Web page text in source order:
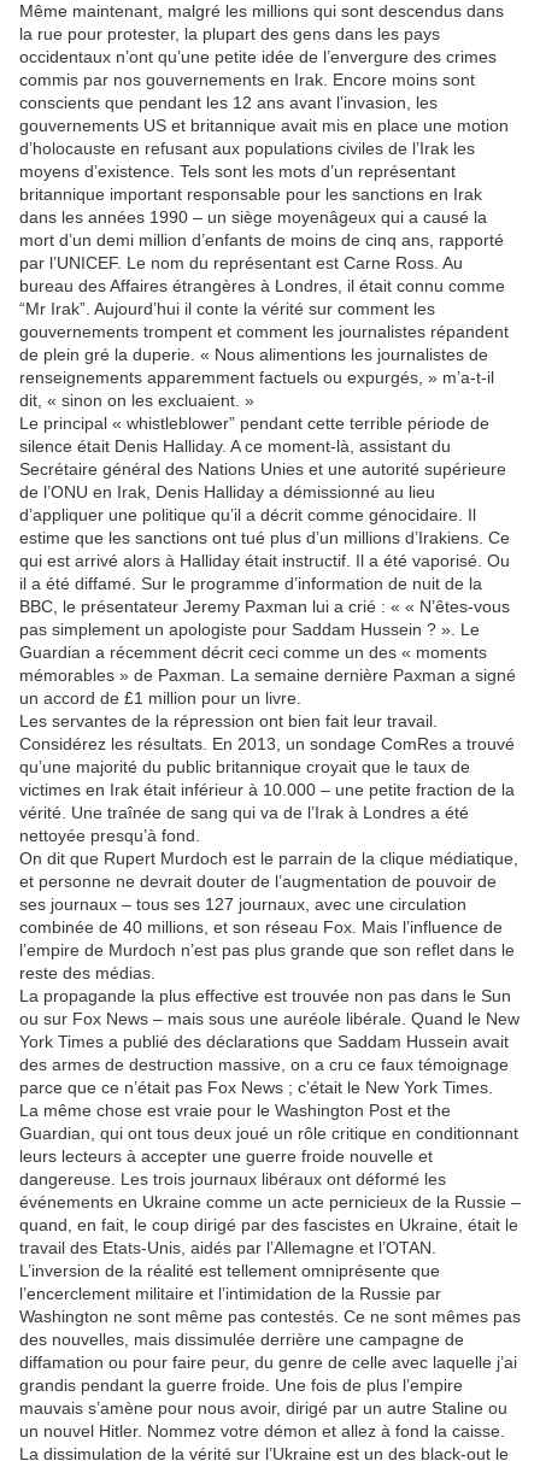
Même maintenant, malgré les millions qui sont descendus dans
la rue pour protester, la plupart des gens dans les pays
occidentaux n’ont qu’une petite idée de l’envergure des crimes
commis par nos gouvernements en Irak. Encore moins sont
conscients que pendant les 12 ans avant l’invasion, les
gouvernements US et britannique avait mis en place une motion
d’holocauste en refusant aux populations civiles de l’Irak les
moyens d’existence. Tels sont les mots d’un représentant
britannique important responsable pour les sanctions en Irak
dans les années 1990 – un siège moyenâgeux qui a causé la
mort d’un demi million d’enfants de moins de cinq ans, rapporté
par l’UNICEF. Le nom du représentant est Carne Ross. Au
bureau des Affaires étrangères à Londres, il était connu comme
“Mr Irak”. Aujourd’hui il conte la vérité sur comment les
gouvernements trompent et comment les journalistes répandent
de plein gré la duperie. « Nous alimentions les journalistes de
renseignements apparemment factuels ou expurgés, » m’a-t-il
dit, « sinon on les excluaient. »
Le principal « whistleblower” pendant cette terrible période de
silence était Denis Halliday. A ce moment-là, assistant du
Secrétaire général des Nations Unies et une autorité supérieure
de l’ONU en Irak, Denis Halliday a démissionné au lieu
d’appliquer une politique qu’il a décrit comme génocidaire. Il
estime que les sanctions ont tué plus d’un millions d’Irakiens. Ce
qui est arrivé alors à Halliday était instructif. Il a été vaporisé. Ou
il a été diffamé. Sur le programme d’information de nuit de la
BBC, le présentateur Jeremy Paxman lui a crié : « « N’êtes-vous
pas simplement un apologiste pour Saddam Hussein ? ». Le
Guardian a récemment décrit ceci comme un des « moments
mémorables » de Paxman. La semaine dernière Paxman a signé
un accord de £1 million pour un livre.
Les servantes de la répression ont bien fait leur travail.
Considérez les résultats. En 2013, un sondage ComRes a trouvé
qu’une majorité du public britannique croyait que le taux de
victimes en Irak était inférieur à 10.000 – une petite fraction de la
vérité. Une traînée de sang qui va de l’Irak à Londres a été
nettoyée presqu’à fond.
On dit que Rupert Murdoch est le parrain de la clique médiatique,
et personne ne devrait douter de l’augmentation de pouvoir de
ses journaux – tous ses 127 journaux, avec une circulation
combinée de 40 millions, et son réseau Fox. Mais l’influence de
l’empire de Murdoch n’est pas plus grande que son reflet dans le
reste des médias.
La propagande la plus effective est trouvée non pas dans le Sun
ou sur Fox News – mais sous une auréole libérale. Quand le New
York Times a publié des déclarations que Saddam Hussein avait
des armes de destruction massive, on a cru ce faux témoignage
parce que ce n’était pas Fox News ; c’était le New York Times.
La même chose est vraie pour le Washington Post et the
Guardian, qui ont tous deux joué un rôle critique en conditionnant
leurs lecteurs à accepter une guerre froide nouvelle et
dangereuse. Les trois journaux libéraux ont déformé les
événements en Ukraine comme un acte pernicieux de la Russie –
quand, en fait, le coup dirigé par des fascistes en Ukraine, était le
travail des Etats-Unis, aidés par l’Allemagne et l’OTAN.
L’inversion de la réalité est tellement omniprésente que
l’encerclement militaire et l’intimidation de la Russie par
Washington ne sont même pas contestés. Ce ne sont mêmes pas
des nouvelles, mais dissimulée derrière une campagne de
diffamation ou pour faire peur, du genre de celle avec laquelle j’ai
grandis pendant la guerre froide. Une fois de plus l’empire
mauvais s’amène pour nous avoir, dirigé par un autre Staline ou
un nouvel Hitler. Nommez votre démon et allez à fond la caisse.
La dissimulation de la vérité sur l’Ukraine est un des black-out le